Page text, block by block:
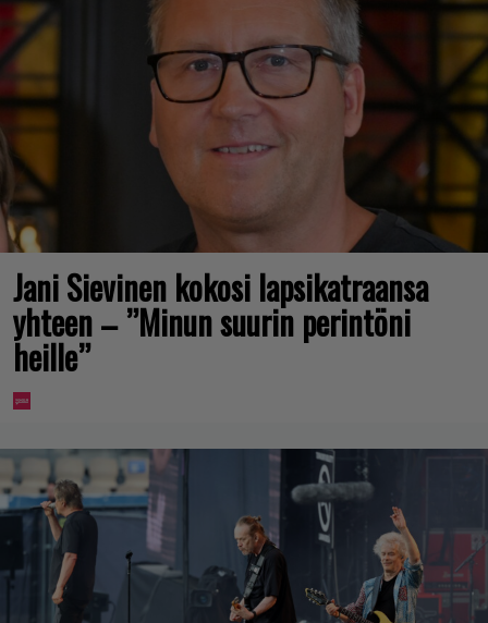
Jani Sievinen kokosi lapsikatraansa
yhteen – ”Minun suurin perintöni
heille”